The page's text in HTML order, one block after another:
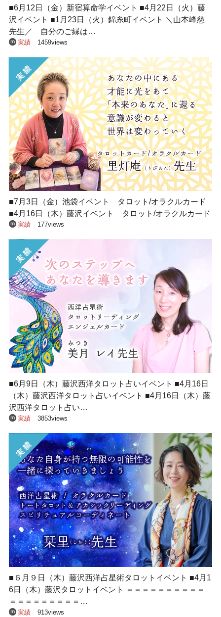
■6月12日（金）新宿算命学イベント ■4月22日（火）藤
沢イベント ■1月23日（火）錦糸町イベント ＼山本峰慈
先生／ 自分のご縁は…
実績 1459views
■7月3日（金）池袋イベント タロット/オラクルカード
■4月16日（木）藤沢イベント タロット/オラクルカード
実績 177views
■6月9日（木）藤沢西洋タロット占いイベント ■4月16日
（木）藤沢西洋タロット占いイベント ■4月16日（木）藤
沢西洋タロット占い…
実績 3853views
■６月９日（木）藤沢西洋占星術タロットイベント ■4月1
6日（木）藤沢タロットイベント ＝＝＝＝＝＝＝＝＝＝
＝＝＝＝＝＝＝＝＝…
実績 913views